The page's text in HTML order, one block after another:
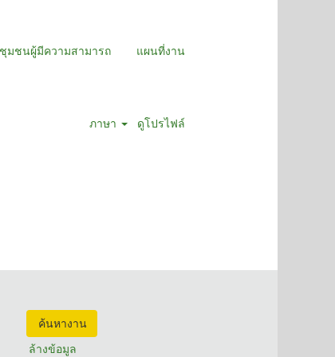
มชนผู้มีความสามารถ แผนที่งาน
ภาษา ดูโปรไฟล์
ล้างข้อมูล